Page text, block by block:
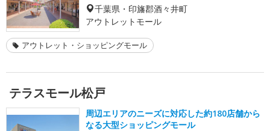
千葉県・印旛郡酒々井町
アウトレットモール
アウトレット・ショッピングモール
テラスモール松戸
周辺エリアのニーズに対応した約180店舗から
なる大型ショッピングモール